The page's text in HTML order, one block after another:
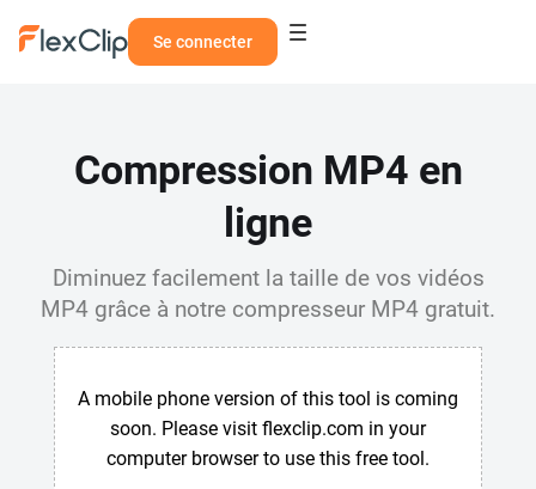
Se connecter
Compression MP4 en
ligne
Diminuez facilement la taille de vos vidéos
MP4 grâce à notre compresseur MP4 gratuit.
A mobile phone version of this tool is coming
soon. Please visit flexclip.com in your
computer browser to use this free tool.